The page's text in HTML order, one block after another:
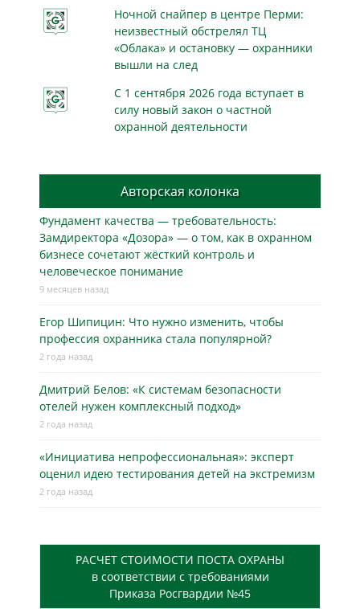
Ночной снайпер в центре Перми:
неизвестный обстрелял ТЦ
«Облака» и остановку — охранники
вышли на след
С 1 сентября 2026 года вступает в
силу новый закон о частной
охранной деятельности
Авторская колонка
Фундамент качества — требовательность:
Замдиректора «Дозора» — о том, как в охранном
бизнесe сочетают жёсткий контроль и
человеческое понимание
9 месяцев назад
Егор Шипицин: Что нужно изменить, чтобы
профессия охранника стала популярной?
2 года назад
Дмитрий Белов: «К системам безопасности
отелей нужен комплексный подход»
2 года назад
«Инициатива непрофессиональная»: эксперт
оценил идею тестирования детей на экстремизм
2 года назад
РАСЧЕТ СТОИМОСТИ ПОСТА ОХРАНЫ
в соответствии с требованиями
Приказа Росгвардии №45